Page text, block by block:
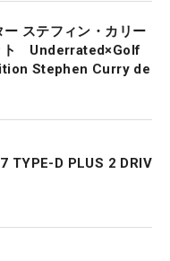
ステフィン・カリー
ト Underrated×Golf
Stephen Curry de
TYPE-D PLUS 2 DRIV